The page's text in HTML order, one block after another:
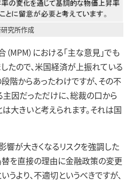
研究所作成
MPM）における「主な意見」でも
たので、米国経済が上振れている
階からあったわけですが、その不
因だっただけに、総裁の口から
大きいと考えられます。それは国
響が大きくなるリスクを強調した
替を直接の理由に金融政策の変更
うより、不適切というべきですが、